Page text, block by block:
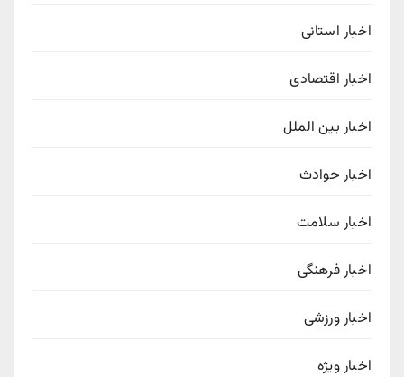
اخبار استانی
اخبار اقتصادی
اخبار بین الملل
اخبار حوادث
اخبار سلامت
اخبار فرهنگی
اخبار ورزشی
اخبار ویژه